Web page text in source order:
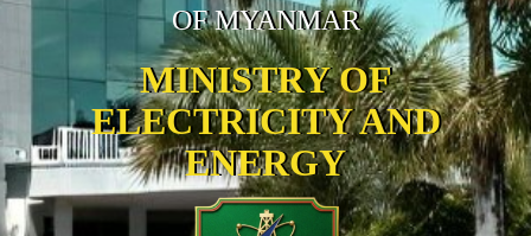
OF MYANMAR
MINISTRY OF
ELECTRICITY AND
ENERGY